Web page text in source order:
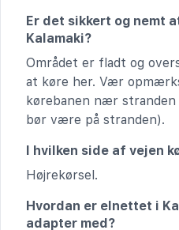
Er det sikkert og nemt
Kalamaki?
Området er fladt og
at køre her. Vær
kørebanen nær stranden
bør være på stranden).
I hvilken side af vejen
Højrekørsel.
Hvordan er elnettet i
adapter med?